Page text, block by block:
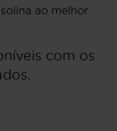
ao melhor
com os